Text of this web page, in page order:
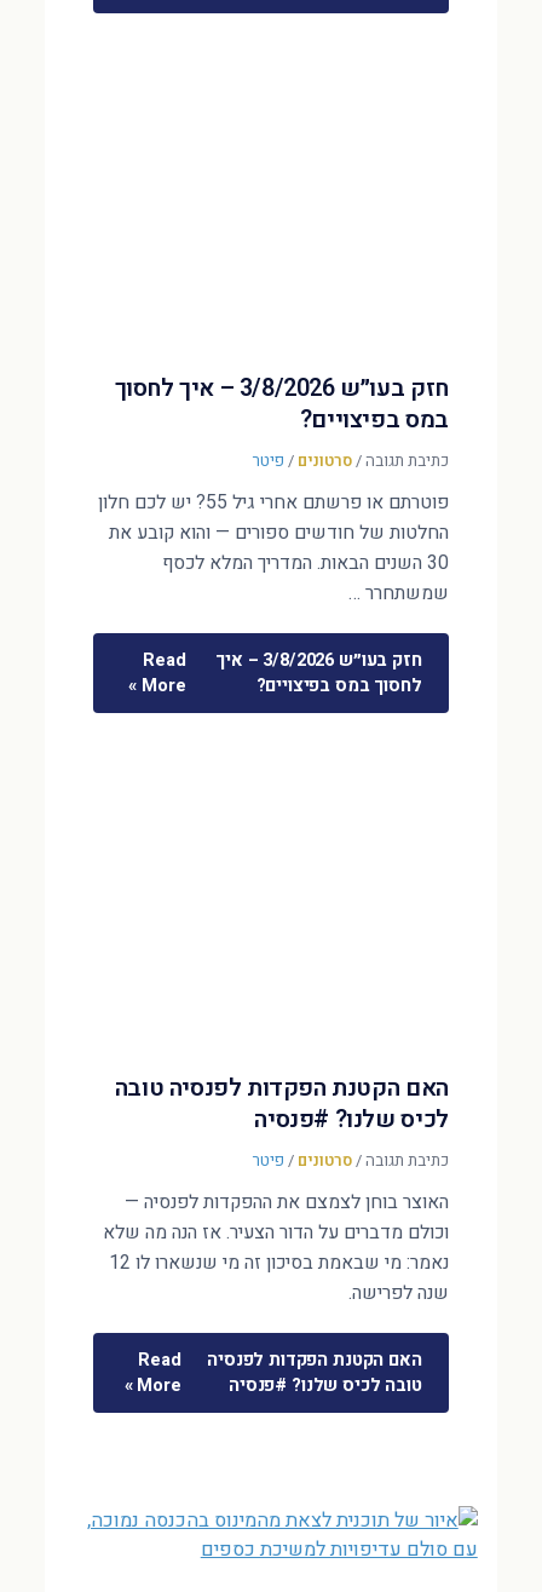
חזק בעו״ש 3/8/2026 – איך לחסוך
במס בפיצויים?
כתיבת תגובה/סרטונים / פיטר
פוטרתם או פרשתם אחרי גיל 55? יש לכם חלון
החלטות של חודשים ספורים — והוא קובע את
30 השנים הבאות. המדריך המלא לכסף
שמשתחרר …
חזק בעו״ש 3/8/2026 – איך
לחסוך במס בפיצויים?
Read
More »
האם הקטנת הפקדות לפנסיה טובה
לכיס שלנו? #פנסיה
כתיבת תגובה/סרטונים / פיטר
האוצר בוחן לצמצם את ההפקדות לפנסיה —
וכולם מדברים על הדור הצעיר. אז הנה מה שלא
נאמר: מי שבאמת בסיכון זה מי שנשארו לו 12
שנה לפרישה.
האם הקטנת הפקדות לפנסיה
טובה לכיס שלנו? #פנסיה
Read
More »